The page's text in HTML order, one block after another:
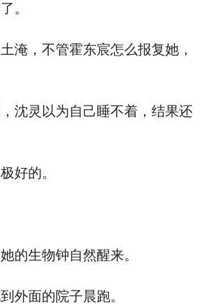
。
淹，不管霍东宸怎么报复她，
沈灵以为自己睡不着，结果还
好的。
的生物钟自然醒来。
外面的院子晨跑。